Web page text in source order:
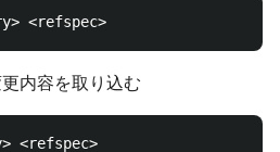
内容を取り込む